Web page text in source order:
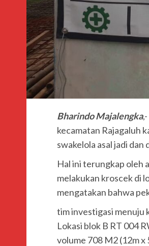
Bharindo Majalengka
kecamatan Rajagaluh
swakelola asal jadi
Hal ini terungkap oleh
melakukan kroscek di
mengatakan bahwa
tim investigasi menuju
Lokasi blok B RT 004
volume 708 M2 (12m x